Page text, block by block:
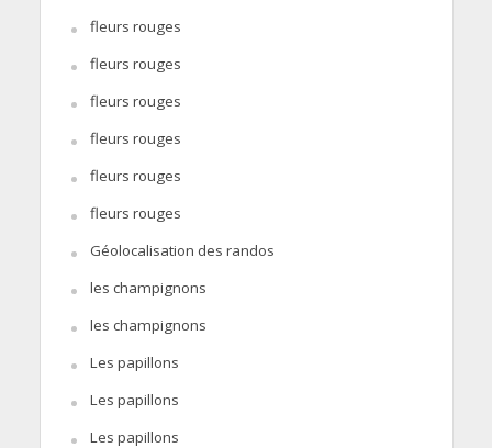
fleurs rouges
fleurs rouges
fleurs rouges
fleurs rouges
fleurs rouges
fleurs rouges
Géolocalisation des randos
les champignons
les champignons
Les papillons
Les papillons
Les papillons